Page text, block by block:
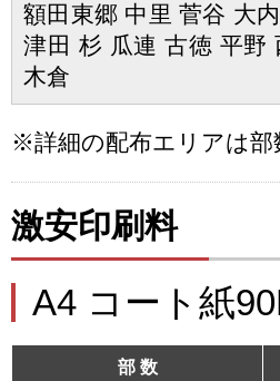
額田東郷 中里 菅谷 大
津田 杉 瓜連 古徳 平野
木倉
※詳細の配布エリアは
激安印刷料
A4 コート紙
部 数